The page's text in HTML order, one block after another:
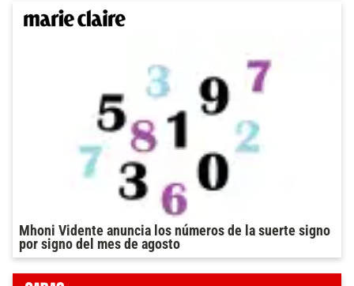
Mhoni Vidente anuncia los números de la suerte signo
por signo del mes de agosto